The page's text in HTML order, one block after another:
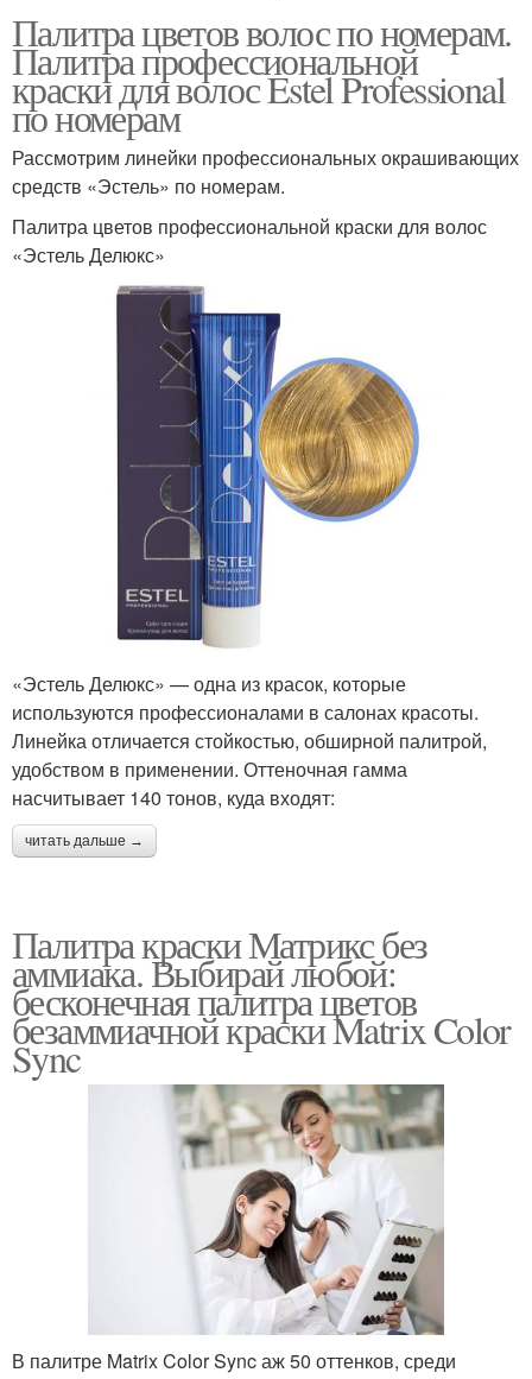
Палитра цветов волос по номерам.
Палитра профессиональной
краски для волос Estel Professional
по номерам
Рассмотрим линейки профессиональных окрашивающих
средств «Эстель» по номерам.
Палитра цветов профессиональной краски для волос
«Эстель Делюкс»
«Эстель Делюкс» — одна из красок, которые
используются профессионалами в салонах красоты.
Линейка отличается стойкостью, обширной палитрой,
удобством в применении. Оттеночная гамма
насчитывает 140 тонов, куда входят:
читать дальше →
Палитра краски Матрикс без
аммиака. Выбирай любой:
бесконечная палитра цветов
безаммиачной краски Matrix Color
Sync
В палитре Matrix Color Sync аж 50 оттенков, среди